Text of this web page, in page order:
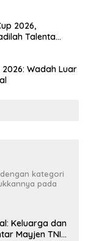
2026,
Talenta
2026: Wadah Luar
kategori
pada
Keluarga dan
Mayjen TNI